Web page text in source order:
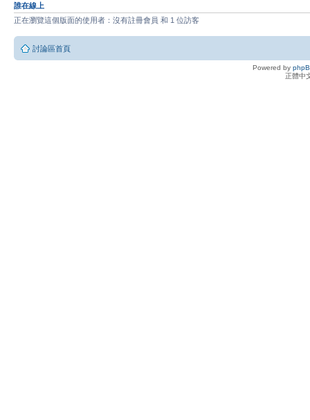
誰在線上
正在瀏覽這個版面的使用者：沒有註冊會員 和 1 位訪客
討論區首頁
Powered by
正體中